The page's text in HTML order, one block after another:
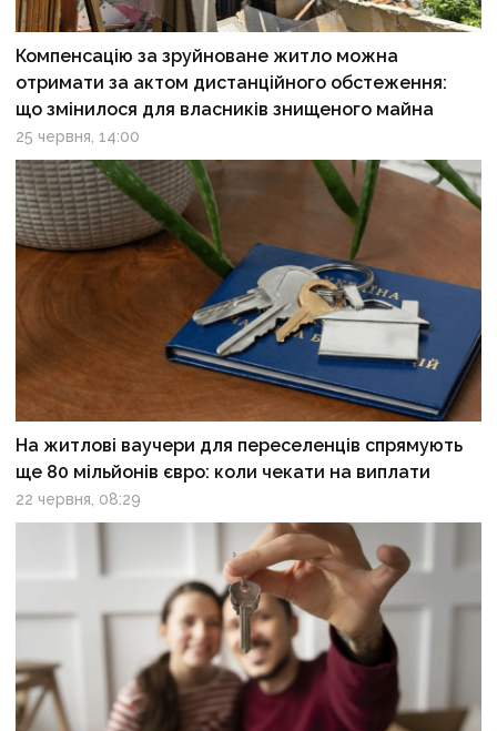
Компенсацію за зруйноване житло можна
отримати за актом дистанційного обстеження:
що змінилося для власників знищеного майна
25 червня, 14:00
На житлові ваучери для переселенців спрямують
ще 80 мільйонів євро: коли чекати на виплати
22 червня, 08:29